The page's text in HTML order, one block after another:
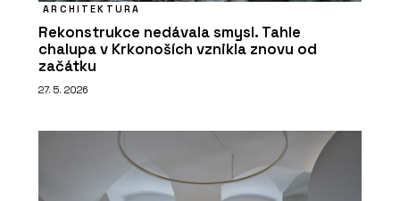
ARCHITEKTURA
Rekonstrukce nedávala smysl. Tahle
chalupa v Krkonoších vznikla znovu od
začátku
27. 5. 2026